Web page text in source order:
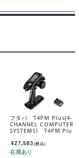
フタバ T4PM Plus(4-
CHANNEL COMPUTER
SYSTEMS) T4PM Plu
付 035876
¥27,583 (税込)